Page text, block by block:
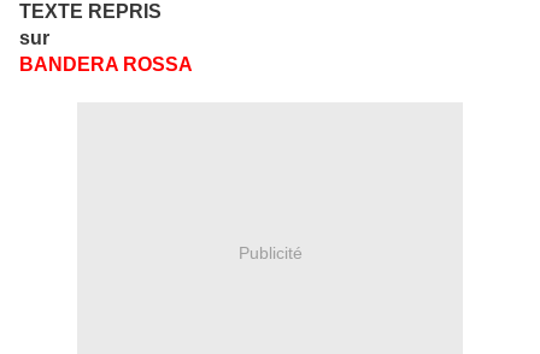
TEXTE REPRIS
sur
BANDERA ROSSA
Publicité